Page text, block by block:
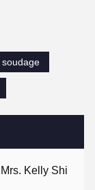
Mrs. Kelly Shi